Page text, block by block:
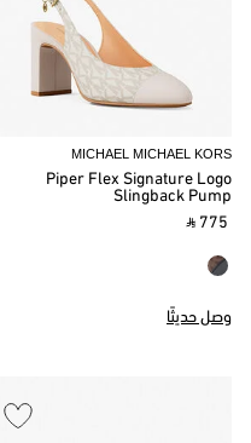
MICHAEL MICHAEL KORS
Piper Flex Signature Logo
Slingback Pump
‎ ⃁ 775 ‎
وصل حديثًا